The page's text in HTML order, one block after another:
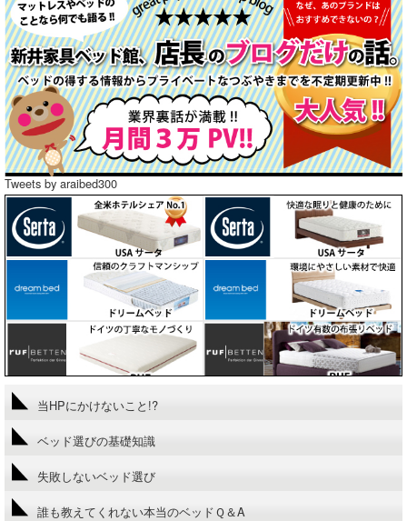
Tweets by araibed300
当HPにかけないこと!?
ベッド選びの基礎知識
失敗しないベッド選び
誰も教えてくれない本当のベッドＱ＆A